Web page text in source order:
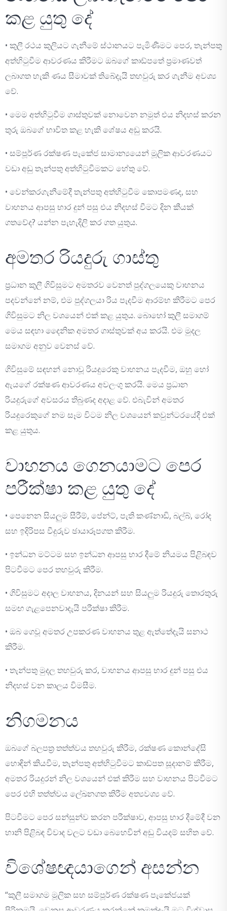
කළ යුතු දේ
• කුලී රථය කුලියට ගැනීමේ ස්ථානයට පැමිණීමට පෙර, තැන්පතු
අත්හිටුවීම ආවරණය කිරීමට ඔබගේ කාඩ්පතේ ප්‍රමාණවත්
ලබාගත හැකි ණය සීමාවක් තිබේදැයි තහවුරු කර ගැනීම අවශ්‍ය
වේ.
• මෙම අත්හිටුවීම ගාස්තුවක් නොවෙන නමුත් එය නිදහස් කරන
තුරු ඔබගේ භාවිත කළ හැකි ශේෂය අඩු කරයි.
• සම්පූර්ණ රක්ෂණ පැකේජ සාමාන්‍යයෙන් මූලික ආවරණයට
වඩා අඩු තැන්පතු අත්හිටුවීමකට හේතු වේ.
• වෙන්කරගැනීමේදී තැන්පතු අත්හිටුවීම කොපමණද, සහ
වාහනය ආපසු භාර දුන් පසු එය නිදහස් වීමට දින කීයක්
ගතවේද? යන්න පැහැදිලි කර ගත යුතුය.
අමතර රියදුරු ගාස්තු
ප්‍රධාන කුලී ගිවිසුමට අමතරව වෙනත් පුද්ගලයෙකු වාහනය
පදවන්නේ නම්, එම පුද්ගලයා රිය පැදවීම ආරම්භ කිරීමට පෙර
ගිවිසුමට නිල වශයෙන් එක් කළ යුතුය. බොහෝ කුලී සමාගම්
මෙය සඳහා දෛනික අමතර ගාස්තුවක් අය කරයි. එම මුදල
සමාගම අනුව වෙනස් වේ.
ගිවිසුමේ සඳහන් නොවූ රියදුරෙකු වාහනය පැදවීම, ඔහු හෝ
ඇයගේ රක්ෂණ ආවරණය අවලංගු කරයි. මෙය ප්‍රධාන
රියදුරුගේ අවසරය තිබුණද අදාළ වේ. එබැවින් අමතර
රියදුරෙකුගේ නම සෑම විටම නිල වශයෙන් කවුන්ටරයේදී එක්
කළ යුතුය.
වාහනය ගෙනයාමට පෙර
පරීක්ෂා කළ යුතු දේ
• පෙනෙන සියලුම සීරීම්, පේන්ට්, පැති කණ්නාඩි, බල්බ්, රෝද
සහ ඉදිරිපස වීදුරුව ඡායාරූපගත කිරීම.
• ඉන්ධන මට්ටම සහ ඉන්ධන ආපසු භාර දීමේ නියමය පිළිබඳව
පිටවීමට පෙර තහවුරු කිරීම.
• ගිවිසුමට අදාල වාහනය, දිනයන් සහ සියලුම රියදුරු තොරතුරු
සමඟ ගැළපෙනවාදැයි පරීක්ෂා කිරීම.
• ඔබ ගෙවූ අමතර උපකරණ වාහනය තුළ ඇත්තේදැයි සනාථ
කිරීම.
• තැන්පතු මුදල තහවුරු කර, වාහනය ආපසු භාර දුන් පසු එය
නිදහස් වන කාලය විමසීම.
නිගමනය
ඔබගේ බලපත්‍ර තත්ත්වය තහවුරු කිරීම, රක්ෂණ කොන්දේසි
හොඳින් කියවීම, තැන්පතු අත්හිටුවීමට කාඩ්පත සූදානම් කිරීම,
අමතර රියදුරන් නිල වශයෙන් එක් කිරීම සහ වාහනය පිටවීමට
පෙර එහි තත්ත්වය ලේඛනගත කිරීම අත්‍යවශ්‍ය වේ.
පිටවීමට පෙර සන්සුන්ව කරන පරීක්ෂාව, ආපසු භාර දීමේදී වන
හානි පිළිබඳ විවාද වලට වඩා බෙහෙවින් අඩු වියදම් සහිත වේ.
විශේෂඥයාගෙන් අසන්න
“කුලී සමාගම මූලික සහ සම්පූර්ණ රක්ෂණ පැකේජයක්